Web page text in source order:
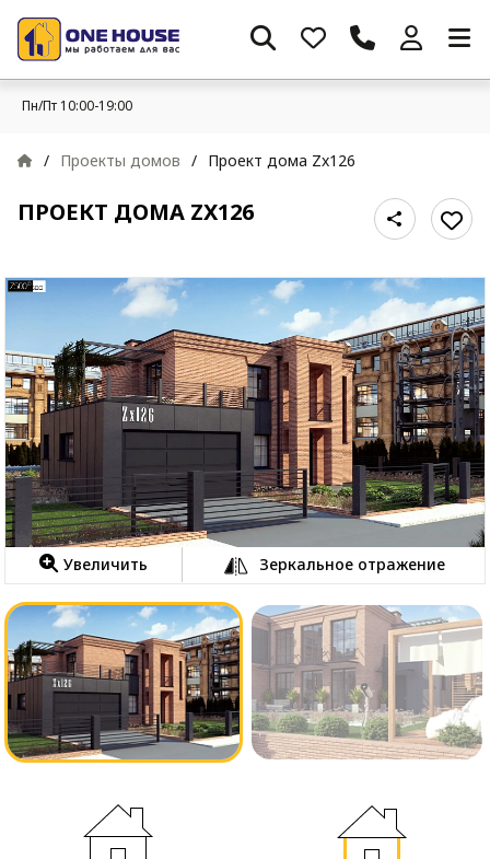
Пн/Пт 10:00-19:00
/ Проекты домов / Проект дома Zx126
ПРОЕКТ ДОМА ZX126
Увеличить Зеркальное отражение